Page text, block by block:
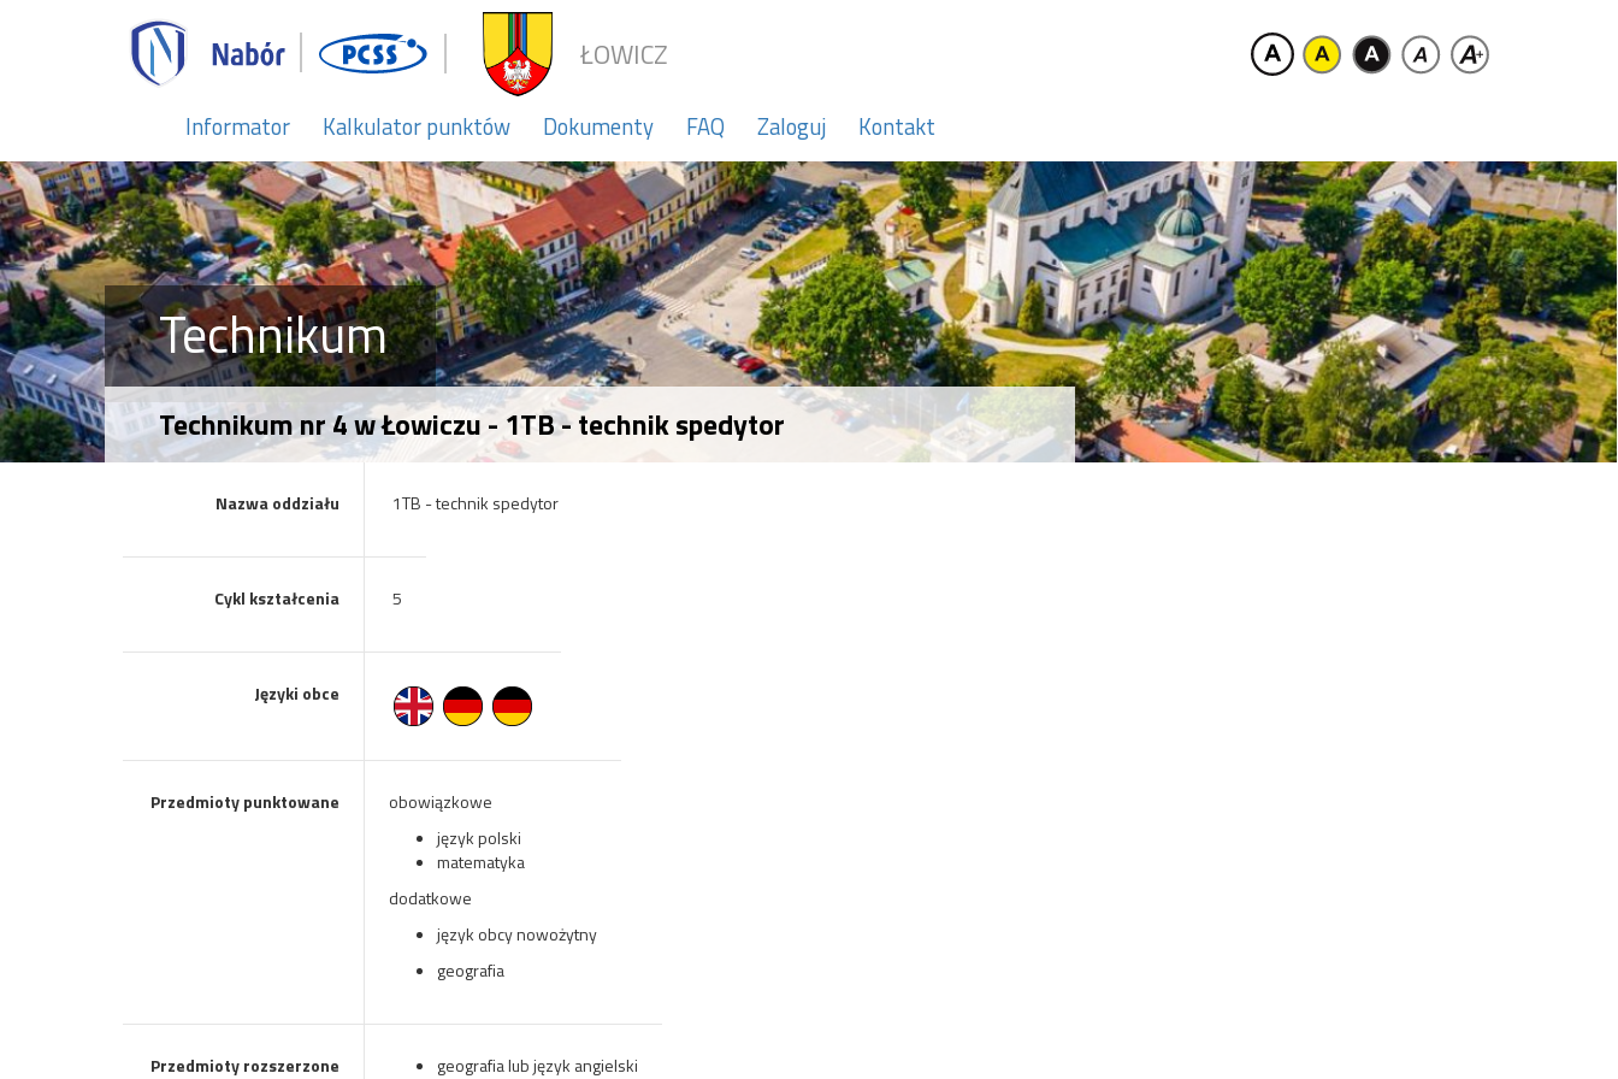
ŁOWICZ
Informator Kalkulator punktów Dokumenty FAQ Zaloguj Kontakt
Technikum
Technikum nr 4 w Łowiczu - 1TB - technik spedytor
Nazwa oddziału 1TB - technik spedytor
Cykl kształcenia 5
Języki obce
Przedmioty punktowane
obowiązkowe
język polski
matematyka
dodatkowe
język obcy nowożytny
geografia
Przedmioty rozszerzone geografia lub język angielski